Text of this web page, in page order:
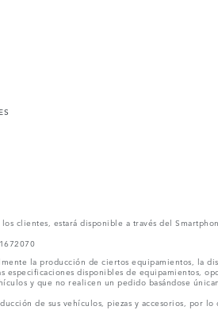
clientes, estará disponible a través del
la producción de ciertos equipamientos, la
disponibles de equipamientos,
y que no realicen un pedido basándose
de sus vehículos, piezas y accesorios, por